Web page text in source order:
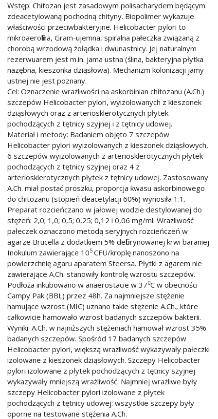
Wstęp: Chitozan jest zasadowym polisacharydem będącym
zdeacetylowaną pochodną chityny. Biopolimer wykazuje
właściwości przeciwbakteryjne. Helicobacter pylori to
mikroaerofilna, Gram-ujemna, spiralna pałeczka związaną z
chorobą wrzodową żołądka i dwunastnicy. Jej naturalnym
rezerwuarem jest m.in. jama ustna (ślina, bakteryjna płytka
nazębna, kieszonka dziąsłowa). Mechanizm kolonizacji jamy
ustnej nie jest poznany.
Cel: Oznaczenie wrażliwości na askorbinian chitozanu (A.Ch.)
szczepów Helicobacter pylori, wyizolowanych z kieszonek
dziąsłowych oraz z arteriosklerotycznych płytek
pochodzących z tętnicy szyjnej i z tętnicy udowej.
Materiał i metody: Badaniem objęto 7 szczepów
Helicobacter pylori wyizolowanych z kieszonek dziąsłowych,
6 szczepów wyizolowanych z arteriosklerotycznych płytek
pochodzących z tętnicy szyjnej oraz 4 z
arteriosklerotycznych płytek z tętnicy udowej. Zastosowany
A.Ch. miał postać proszku, proporcja kwasu askorbinowego
do chitozanu (stopień deacetylacji 60%) wynosiła 1:1.
Preparat rozcieńczano w jałowej wodzie destylowanej do
stężeń: 2,0; 1,0; 0,5; 0,25; 0,12 i 0,06 mg/ml. Wrażliwość
pałeczek oznaczono metodą seryjnych rozcieńczeń w
agarze Brucella z dodatkiem 5% defibrynowanej krwi baraniej.
Inokulum zawierające 105 CFU/kroplę nanoszono na
powierzchnię agaru aparatem Steersa. Płytki z agarem nie
zawierające A.Ch. stanowiły kontrolę wzrostu szczepów.
Podłoża inkubowano w anaerostacie w 370C w obecności
Campy Pak (BBL) przez 48h. Za najmniejsze stężenie
hamujące wzrost (MIC) uznano takie stężenie A.Ch., które
całkowicie hamowało wzrost badanych szczepów bakterii.
Wyniki: A.Ch. w najniższych stężeniach hamował wzrost 35%
badanych szczepów. Spośród 17 badanych szczepów
Helicobacter pylori, większą wrażliwość wykazywały pałeczki
izolowane z kieszonek dziąsłowych. Szczepy Helicobacter
pylori izolowane z płytek pochodzących z tętnicy szyjnej
wykazywały mniejszą wrażliwość. Najmniej wrażliwe były
szczepy Helicobacter pylori izolowane z płytek
pochodzących z tętnicy udowej: wszystkie szczepy były
oporne na testowane stężenia A.Ch.